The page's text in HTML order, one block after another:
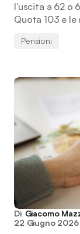
l'uscita a 62 o
Quota 103 e
Pensioni
Di Giacomo
22 Giugno 2026